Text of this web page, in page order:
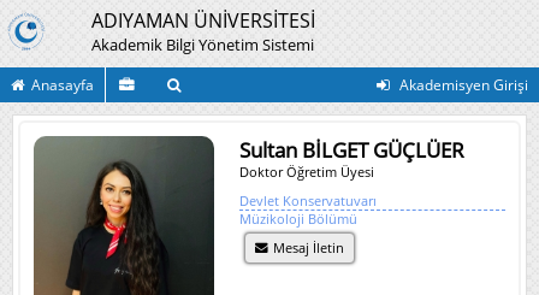
ADIYAMAN ÜNİVERSİTESİ
Akademik Bilgi Yönetim Sistemi
Anasayfa Akademisyen Girişi
Sultan BİLGET GÜÇLÜER
Doktor Öğretim Üyesi
Devlet Konservatuvarı
Müzikoloji Bölümü
Mesaj İletin